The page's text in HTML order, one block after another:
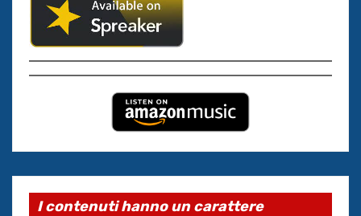
I contenuti hanno un carattere